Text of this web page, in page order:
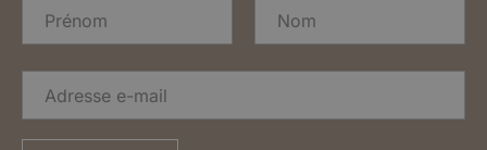
m
*
A
r
e